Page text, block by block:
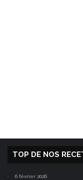
TOP DE NOS
6 février 2026